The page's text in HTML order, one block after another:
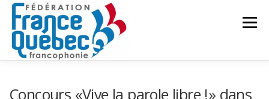
Aller
contenu
Menu
Concours «Vive la parole libre !» dans